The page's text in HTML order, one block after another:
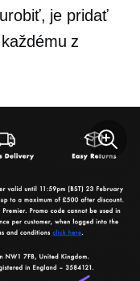
je pridať
z